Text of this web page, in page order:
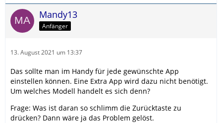
Mandy13
Anfänger
13. August 2021 um 13:37
Das sollte man im Handy für jede gewünschte App
einstellen können. Eine Extra App wird dazu nicht benötigt.
Um welches Modell handelt es sich denn?
Frage: Was ist daran so schlimm die Zurücktaste zu
drücken? Dann wäre ja das Problem gelöst.